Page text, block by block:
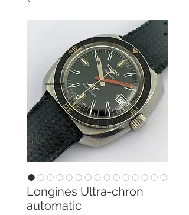
Longines Ultra-chron
automatic